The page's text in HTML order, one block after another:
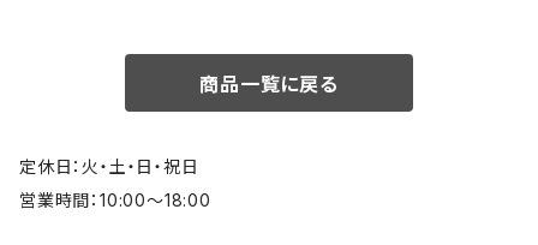
商品一覧に戻る
定休日：火・土・日・祝日
営業時間：10:00～18:00